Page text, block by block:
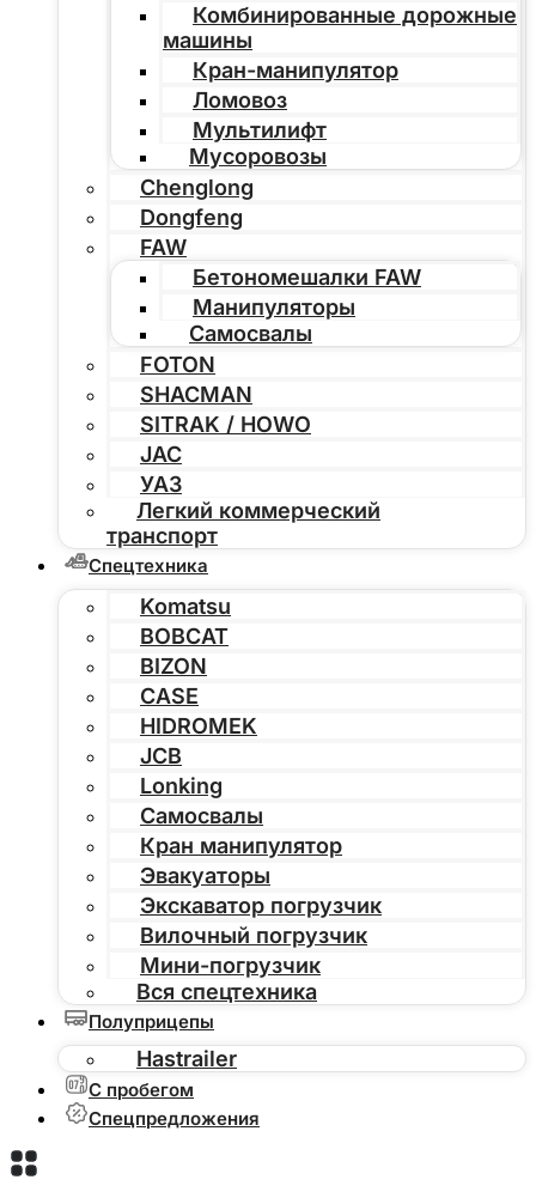
Комбинированные дорожные
машины
Кран-манипулятор
Ломовоз
Мультилифт
Мусоровозы
Chenglong
Dongfeng
FAW
Бетономешалки FAW
Манипуляторы
Самосвалы
FOTON
SHACMAN
SITRAK / HOWO
JAC
УАЗ
Легкий коммерческий
транспорт
Спецтехника
Komatsu
BOBCAT
BIZON
CASE
HIDROMEK
JCB
Lonking
Самосвалы
Кран манипулятор
Эвакуаторы
Экскаватор погрузчик
Вилочный погрузчик
Мини-погрузчик
Вся спецтехника
Полуприцепы
Hastrailer
С пробегом
Спецпредложения